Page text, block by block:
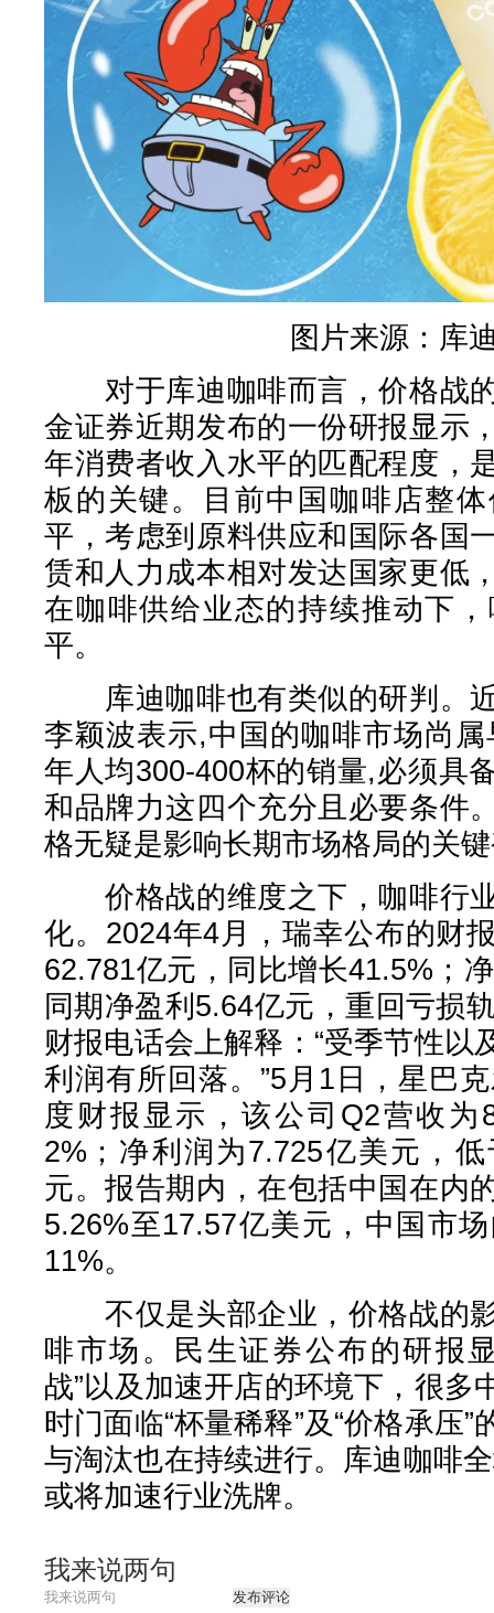
图片来源：库
对于库迪咖啡而言，价格战
金证券近期发布的一份研报显示
年消费者收入水平的匹配程度，
板的关键。目前中国咖啡店整
平，考虑到原料供应和国际各国
赁和人力成本相对发达国家更低
在咖啡供给业态的持续推动下
平。
库迪咖啡也有类似的研判。
李颖波表示,中国的咖啡市场尚
年人均300-400杯的销量,必须具
和品牌力这四个充分且必要条件
格无疑是影响长期市场格局的关
价格战的维度之下，咖啡行
化。2024年4月，瑞幸公布的财
62.781亿元，同比增长41.5%；
同期净盈利5.64亿元，重回亏损
财报电话会上解释：“受季节性以
利润有所回落。”5月1日，星巴
度财报显示，该公司Q2营收
2%；净利润为7.725亿美元，
元。报告期内，在包括中国在内
5.26%至17.57亿美元，中国市
11%。
不仅是头部企业，价格战的
啡市场。民生证券公布的研报
战”以及加速开店的环境下，很多
时门面临“杯量稀释”及“价格承压
与淘汰也在持续进行。库迪咖啡
或将加速行业洗牌。
我来说两句
发布评论